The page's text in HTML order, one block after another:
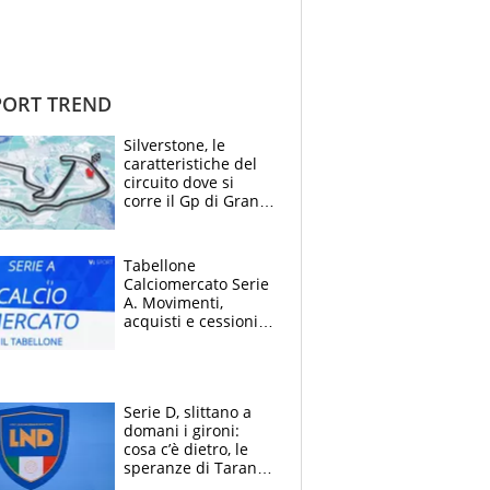
TREND
Silverstone, le
caratteristiche del
circuito dove si
corre il Gp di Gran
Tabellone
Calciomercato Serie
A. Movimenti,
acquisti e cessioni:
Serie D, slittano a
domani i gironi:
cosa c’è dietro, le
speranze di Taranto